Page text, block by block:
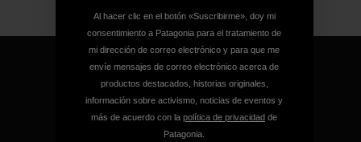
Garantizamos todos los
Al hacer clic en el botón «Suscribirme», doy mi
consentimiento a Patagonia para el tratamiento de
mi dirección de correo electrónico y para que me
envíe mensajes de correo electrónico acerca de
productos destacados, historias originales,
información sobre activismo, noticias de eventos y
más de acuerdo con la política de privacidad de
Patagonia.